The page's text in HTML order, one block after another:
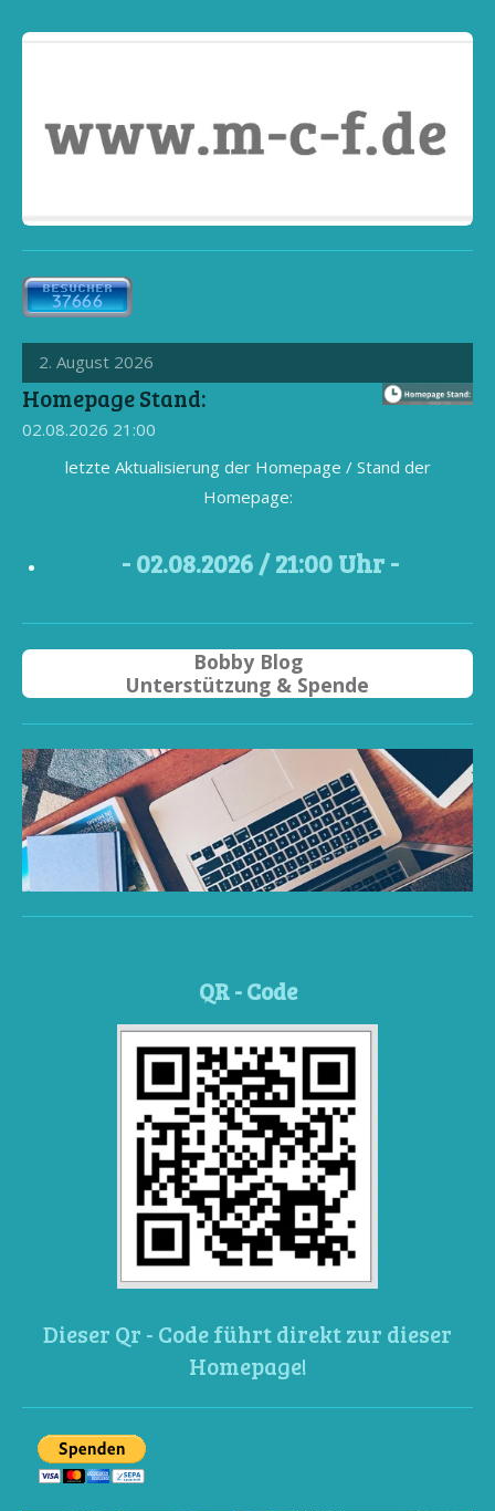
2. August 2026
Homepage Stand:
02.08.2026 21:00
letzte Aktualisierung der Homepage / Stand der
Homepage:
- 02.08.2026 / 21:00 Uhr -
Bobby Blog
Unterstützung & Spende
QR - Code
Dieser Qr - Code führt direkt zur dieser
Homepage!